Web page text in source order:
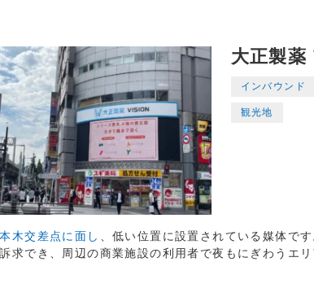
大正製薬
インバウンド
観光地
木交差点に面し
、低い位置に設置されている媒体で
求でき、周辺の商業施設の利用者で夜もにぎわうエリ